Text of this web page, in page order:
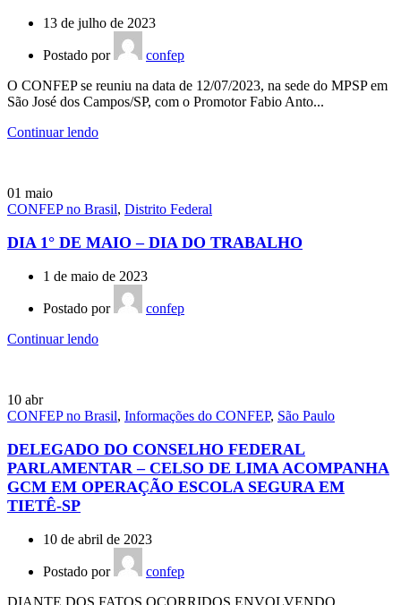
13 de julho de 2023
Postado por
confep
O CONFEP se reuniu na data de 12/07/2023, na sede do MPSP em
São José dos Campos/SP, com o Promotor Fabio Anto...
Continuar lendo
01 maio
CONFEP no Brasil, Distrito Federal
DIA 1° DE MAIO – DIA DO TRABALHO
1 de maio de 2023
Postado por
confep
Continuar lendo
10 abr
CONFEP no Brasil, Informações do CONFEP, São Paulo
DELEGADO DO CONSELHO FEDERAL
PARLAMENTAR – CELSO DE LIMA ACOMPANHA
GCM EM OPERAÇÃO ESCOLA SEGURA EM
TIETÊ-SP
10 de abril de 2023
Postado por
confep